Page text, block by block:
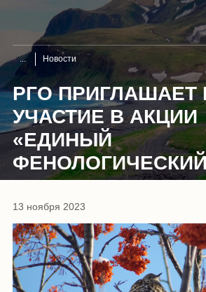
Новости
РГО ПРИГЛАШАЕТ
УЧАСТИЕ В АКЦИИ
«ЕДИНЫЙ
13 ноября 2023